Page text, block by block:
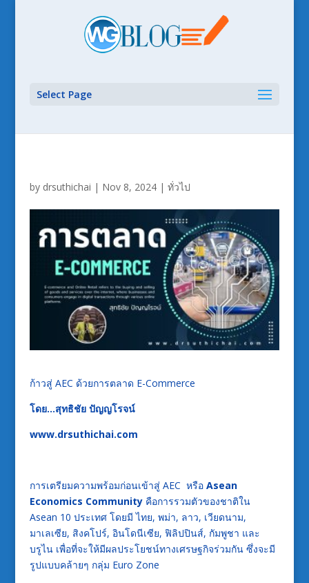
Select Page
by drsuthichai | Nov 8, 2024| ทั่วไป
ก้าวสู่ AEC ด้วยการตลาด E-Commerce
โดย…สุทธิชัย ปัญญโรจน์
www.drsuthichai.com
การเตรียมความพร้อมก่อนเข้าสู่ AEC หรือAsean
Economics Communityคือการรวมตัวของชาติใน
Asean 10 ประเทศ โดยมี ไทย, พม่า, ลาว, เวียดนาม,
มาเลเซีย, สิงคโปร์, อินโดนีเซีย, ฟิลิปปินส์, กัมพูชา และ
บรูไน เพื่อที่จะให้มีผลประโยชน์ทางเศรษฐกิจร่วมกัน ซึ่งจะมี
รูปแบบคล้ายๆ กลุ่ม Euro Zone